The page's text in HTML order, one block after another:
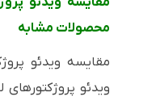
محصولات مشابه
ویدئو